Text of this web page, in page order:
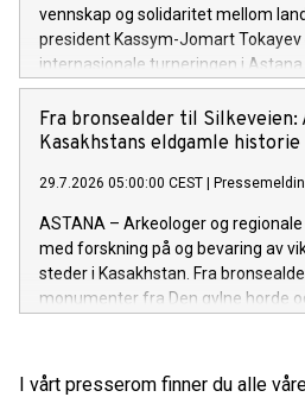
vennskap og solidaritet mellom
president Kassym-Jomart Tokayev
internasjonale turneringen i Astana
Fra bronsealder til
Kasakhstans eldgamle historie
29.7.2026 05:00:00 CEST
ASTANA – Arkeologer og
med forskning på og bevaring av
steder i Kasakhstan. Fra
monumenter fra Den gylne horde
bevaring.
I vårt presserom finner du alle